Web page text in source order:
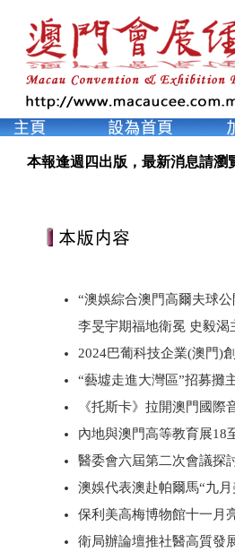
本報逢週四出版，最新消息請瀏
“澳娛綜合澳門高爾夫球
李旻宇期福地衛冕 史毅渴
2024巴葡科技企業(澳門)
“藝墟走進大灣區”招募攤
《托斯卡》拉開澳門國際
內地與澳門高等教育展18
醫委會六屆第二次會議探
澳娛代表澳赴帕爾馬“九月
保利美高梅博物館十一月
衛局辦論壇推社醫高質發